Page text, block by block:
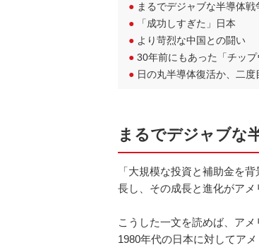
● まるでデジャブな半導体戦
● 「成功しすぎた」日本
● より苛烈な中国との闘い
● 30年前にもあった「チップ
● 日の丸半導体復活か、二度
まるでデジャブな
「大規模な投資と補助金を
長し、その成長と進化がアメ
こうした一文を読めば、ア
1980年代の日本に対してア